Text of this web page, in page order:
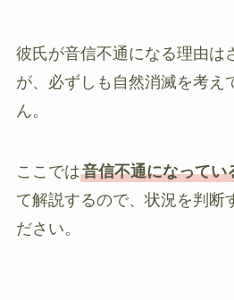
彼氏が音信不通になる理由は
が、必ずしも自然消滅を考え
ん。
ここでは音信不通になってい
て解説するので、状況を判断
ださい。